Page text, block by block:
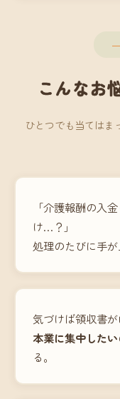
こんなお
ひとつでも当てはま
「介護報酬の入金
け…？」
処理のたびに手が
気づけば領収書が
本業に集中したい
る。